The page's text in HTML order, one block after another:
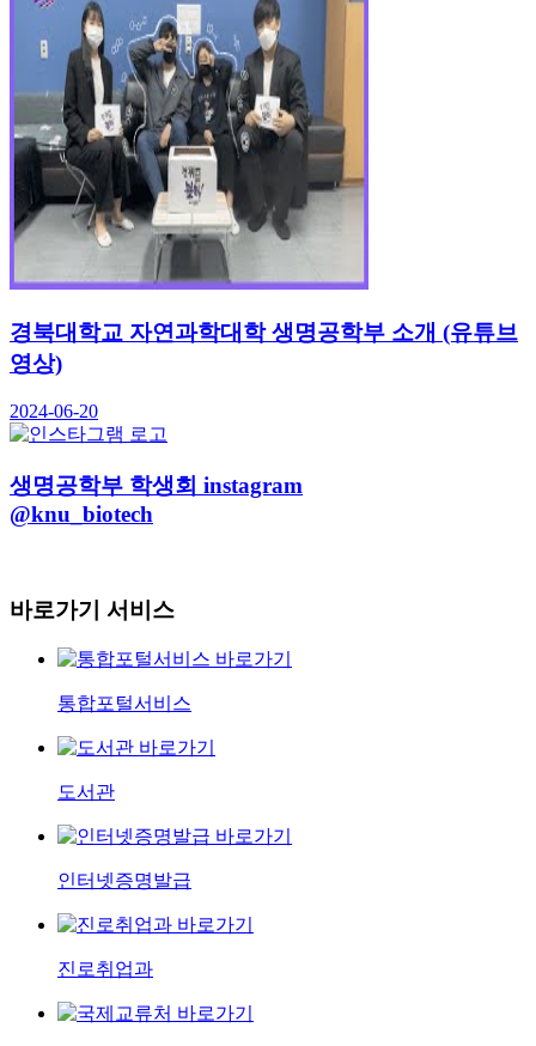
경북대학교 자연과학대학 생명공학부 소개 (유튜브
영상)
2024-06-20
생명공학부 학생회 instagram
@knu_biotech
바로가기 서비스
통합포털서비스
도서관
인터넷증명발급
진로취업과